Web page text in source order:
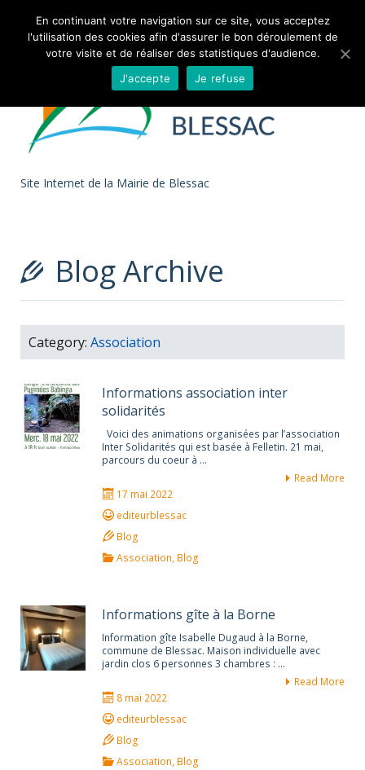
Site Internet de la Mairie de Blessac
Skip to
content
Blog Archive
Category: Association
Informations association inter
solidarités
Voici des animations organisées par l’association
Inter Solidarités qui est basée à Felletin. 21 mai,
parcours du coeur à …
Read More
17 mai 2022
editeurblessac
Blog
Association, Blog
Informations gîte à la Borne
Information gîte Isabelle Dugaud à la Borne,
commune de Blessac. Maison individuelle avec
jardin clos 6 personnes 3 chambres : …
Read More
8 mai 2022
editeurblessac
Blog
Association, Blog
En continuant votre navigation sur ce site, vous acceptez
l'utilisation des cookies afin d'assurer le bon déroulement de
votre visite et de réaliser des statistiques d'audience.
J'accepte
Je refuse